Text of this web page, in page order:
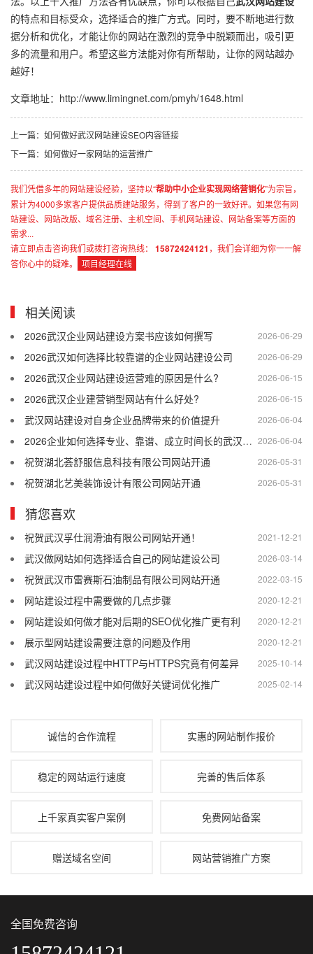
的特点和目标受众，选择适合的推广方式。同时，要不断地进行数
据分析和优化，才能让你的网站在激烈的竞争中脱颖而出，吸引更
多的流量和用户。希望这些方法能对你有所帮助，让你的网站越办
越好！
文章地址： http://www.limingnet.com/pmyh/1648.html
上一篇：如何做好武汉网站建设SEO内容链接
下一篇：如何做好一家网站的运营推广
我们凭借多年的网站建设经验，坚持以“帮助中小企业实现网络营销化”为宗旨，
累计为4000多家客户提供品质建站服务，得到了客户的一致好评。如果您有网
站建设、网站改版、域名注册、主机空间、手机网站建设、网站备案等方面的
需求...
请立即点击咨询我们或拨打咨询热线：
15872424121 ，我们会详细为你一一解
答你心中的疑难。
项目经理在线
相关阅读
2026-06-29
2026武汉企业网站建设方案书应该如何撰写
2026-06-29
2026武汉如何选择比较靠谱的企业网站建设公司
2026-06-15
2026武汉企业网站建设运营难的原因是什么?
2026-06-15
2026武汉企业建营销型网站有什么好处?
2026-06-04
武汉网站建设对自身企业品牌带来的价值提升
2026-06-04
2026企业如何选择专业、靠谱、成立时间长的武汉网站建设公司
2026-05-31
祝贺湖北荟舒服信息科技有限公司网站开通
2026-05-31
祝贺湖北艺美装饰设计有限公司网站开通
猜您喜欢
2021-12-21
祝贺武汉孚仕润滑油有限公司网站开通！
2026-03-14
武汉做网站如何选择适合自己的网站建设公司
2022-03-15
祝贺武汉市雷赛斯石油制品有限公司网站开通
2020-12-21
网站建设过程中需要做的几点步骤
2020-12-21
网站建设如何做才能对后期的SEO优化推广更有利
2020-12-21
展示型网站建设需要注意的问题及作用
2025-10-14
武汉网站建设过程中HTTP与HTTPS究竟有何差异
2025-02-14
武汉网站建设过程中如何做好关键词优化推广
诚信的合作流程 实惠的网站制作报价
稳定的网站运行速度 完善的售后体系
上千家真实客户案例 免费网站备案
赠送域名空间 网站营销推广方案
全国免费咨询